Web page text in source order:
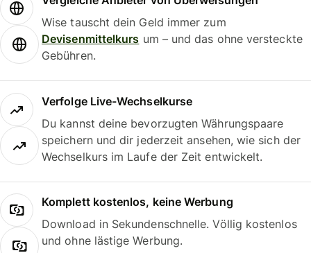
Wise tauscht dein Geld immer zum
Devisenmittelkurs um – und das ohne versteckte
Gebühren.
Verfolge Live-Wechselkurse
Du kannst deine bevorzugten Währungspaare
speichern und dir jederzeit ansehen, wie sich der
Wechselkurs im Laufe der Zeit entwickelt.
Komplett kostenlos, keine Werbung
Download in Sekundenschnelle. Völlig kostenlos
und ohne lästige Werbung.